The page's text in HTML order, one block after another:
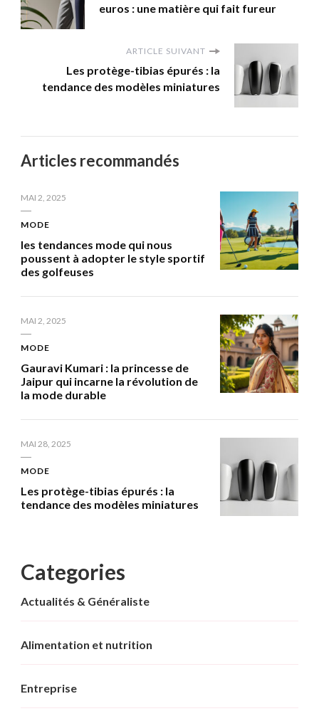
euros : une matière qui fait fureur
ARTICLE SUIVANT
Les protège-tibias épurés : la
tendance des modèles miniatures
Articles recommandés
MAI 2, 2025
MODE
les tendances mode qui nous
poussent à adopter le style sportif
des golfeuses
MAI 2, 2025
MODE
Gauravi Kumari : la princesse de
Jaipur qui incarne la révolution de
la mode durable
MAI 28, 2025
MODE
Les protège-tibias épurés : la
tendance des modèles miniatures
Categories
Actualités & Généraliste
Alimentation et nutrition
Entreprise